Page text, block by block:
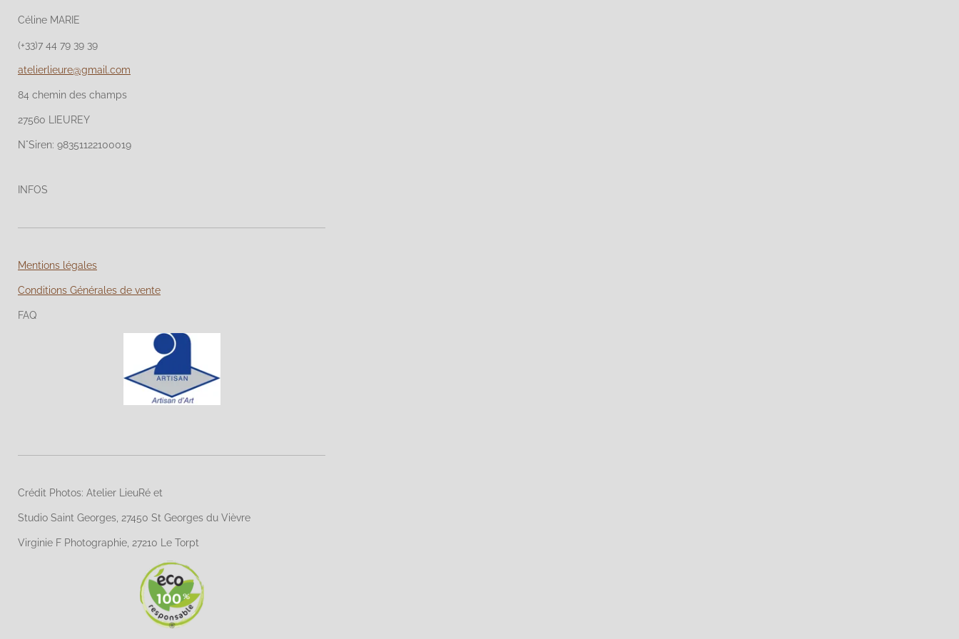
Céline MARIE
(+33)7 44 79 39 39
atelierlieure@gmail.com
84 chemin des champs
27560 LIEUREY
N°Siren: 98351122100019
INFOS
Mentions légales
Conditions Générales de vente
FAQ
Crédit Photos: Atelier LieuRé et
Studio Saint Georges, 27450 St Georges du Vièvre
Virginie F Photographie, 27210 Le Torpt